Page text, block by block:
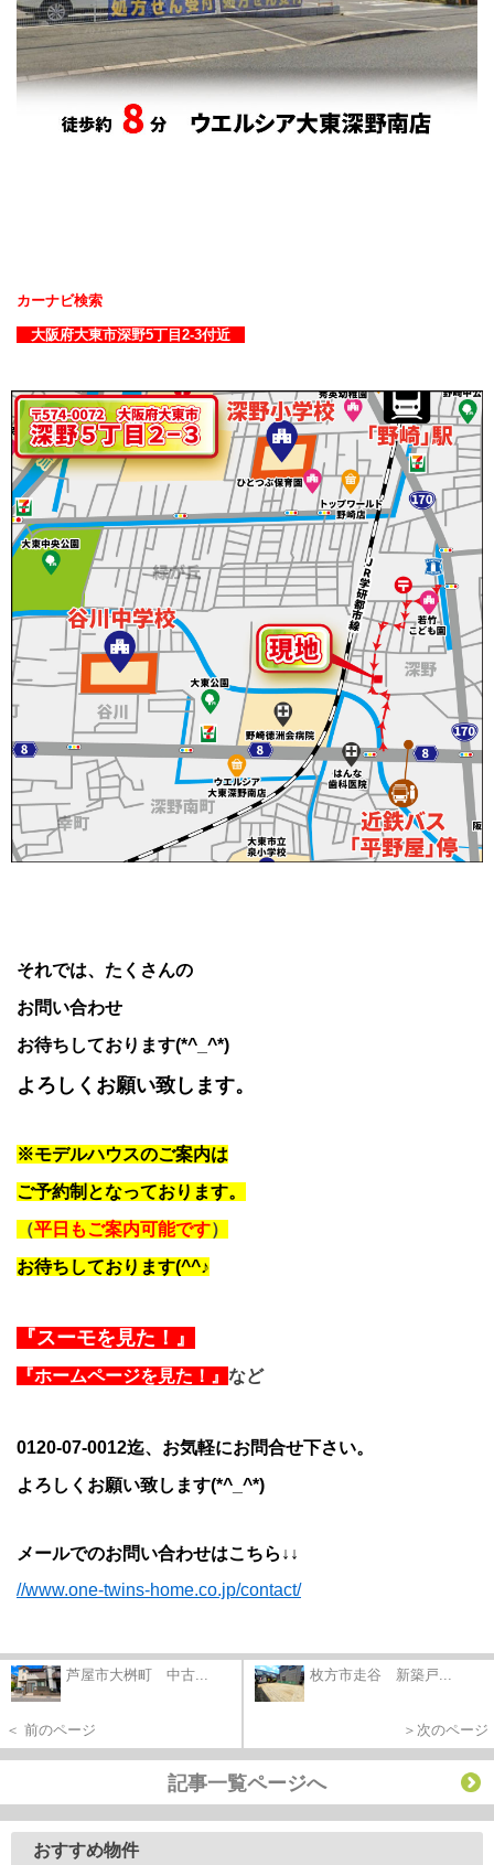
カーナビ検索
大阪府大東市深野5丁目2-3付近
それでは、たくさんの
お問い合わせ
お待ちしております(*^_^*)
よろしくお願い致します。
※モデルハウスのご案内は
ご予約制となっております。
（平日もご案内可能です）
お待ちしております(^^♪
『スーモを見た！』
『ホームページを見た！』 など
0120-07-0012迄、お気軽にお問合せ下さい。
よろしくお願い致します(*^_^*)
メールでのお問い合わせはこちら↓↓
//www.one-twins-home.co.jp/contact/
芦屋市大桝町 中古...
＜ 前のページ
枚方市走谷 新築戸...
＞次のページ
記事一覧ページへ
おすすめ物件